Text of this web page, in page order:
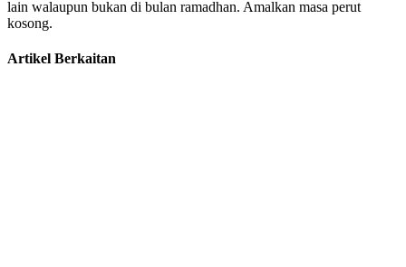
lain walaupun bukan di bulan ramadhan. Amalkan masa perut
kosong.
Artikel Berkaitan